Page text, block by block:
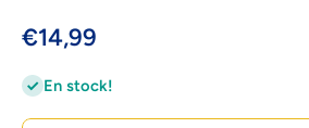
€14,99
En stock!